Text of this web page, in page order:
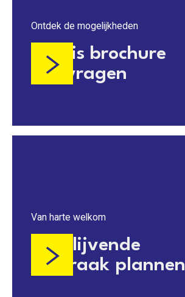
Ontdek de mogelijkheden
Gratis brochure
aanvragen
Van harte welkom
Vrijblijvende
afspraak plannen